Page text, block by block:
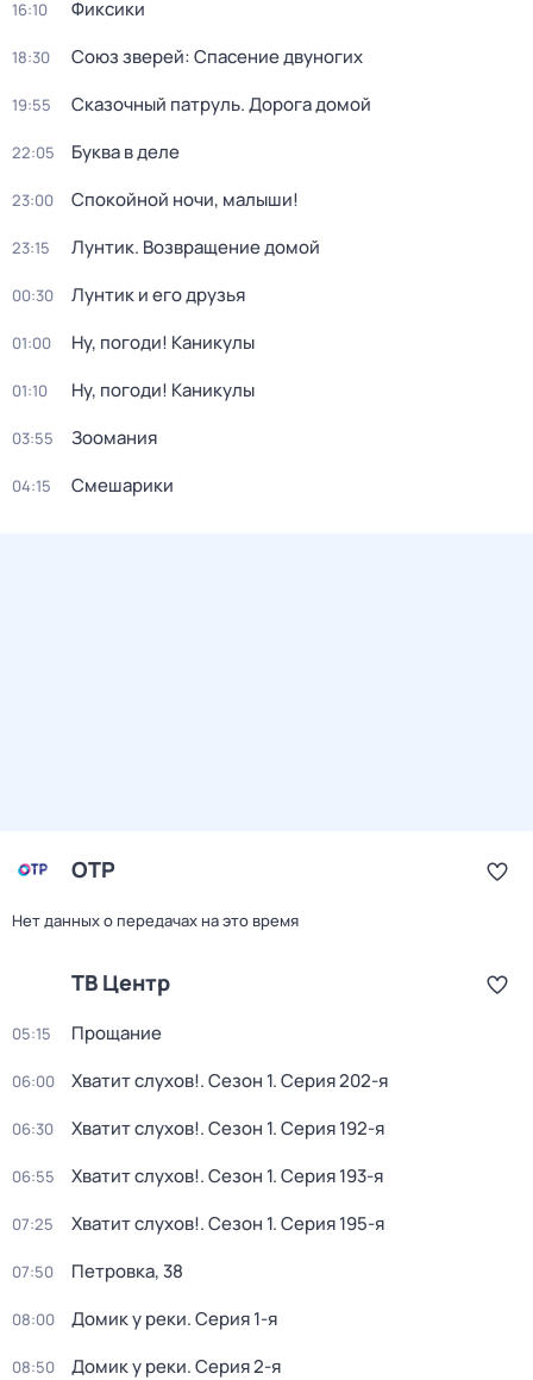
16:10 Фиксики
18:30 Союз зверей: Спасение двуногих
19:55 Сказочный патруль. Дорога домой
22:05 Буква в деле
23:00 Спокойной ночи, малыши!
23:15 Лунтик. Возвращение домой
00:30 Лунтик и его друзья
01:00 Ну, погоди! Каникулы
01:10 Ну, погоди! Каникулы
03:55 Зоомания
04:15 Смешарики
ОТР
Нет данных о передачах на это время
ТВ Центр
05:15 Прощание
06:00 Хватит слухов!. Сезон 1. Серия 202-я
06:30 Хватит слухов!. Сезон 1. Серия 192-я
06:55 Хватит слухов!. Сезон 1. Серия 193-я
07:25 Хватит слухов!. Сезон 1. Серия 195-я
07:50 Петровка, 38
08:00 Домик у реки. Серия 1-я
08:50 Домик у реки. Серия 2-я